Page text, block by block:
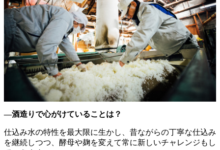
―酒造りで心がけていることは？
仕込み水の特性を最大限に生かし、昔ながらの丁寧な仕込み
を継続しつつ、酵母や麹を変えて常に新しいチャレンジもし